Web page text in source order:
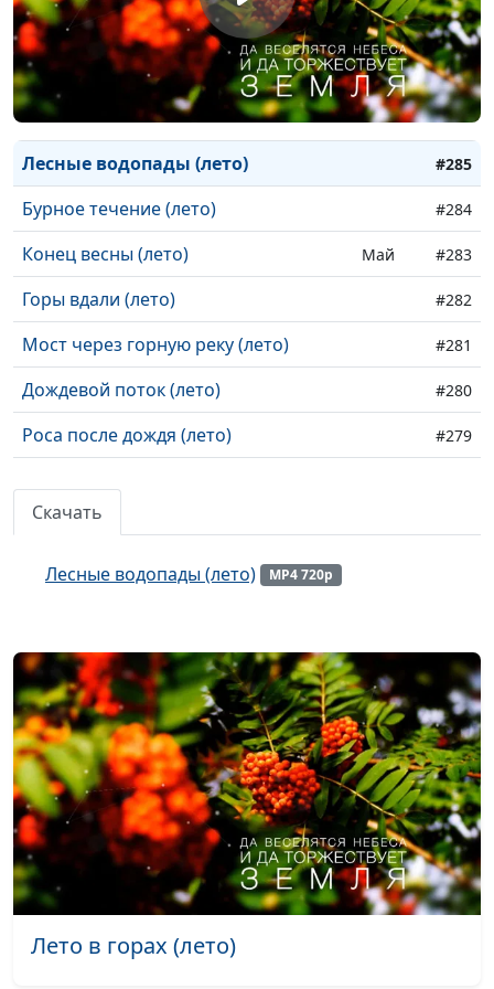
Алые цветы (лето) #288
Золото полей (лето) #287
Лето в горах (лето) #286
Лесные водопады (лето) #285
Бурное течение (лето) #284
Конец весны (лето) Май #283
Горы вдали (лето) #282
Мост через горную реку (лето) #281
Дождевой поток (лето) #280
Роса после дождя (лето) #279
Горная река (лето)
Горный поток (лето)
Лесная речка (лето) #274
Речная гладь (осень) #273
Яблоня сливолистная (осень) #272
В преддверии зимы (осень) #271
Осенний лес (осень) #270
Лесная тишина (осень) #269
Осенний лес (осень)
Скачать
Лесные водопады (лето) MP4 720p
Лето в горах (лето)